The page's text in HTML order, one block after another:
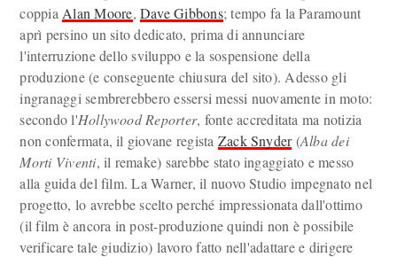
coppia Alan Moore, Dave Gibbons; tempo fa la Paramount
aprì persino un sito dedicato, prima di annunciare
l'interruzione dello sviluppo e la sospensione della
produzione (e conseguente chiusura del sito). Adesso gli
ingranaggi sembrerebbero essersi messi nuovamente in moto:
secondo l'Hollywood Reporter, fonte accreditata ma notizia
non confermata, il giovane regista Zack Snyder(Alba dei
Morti Viventi, il remake) sarebbe stato ingaggiato e messo
alla guida del film. La Warner, il nuovo Studio impegnato nel
progetto, lo avrebbe scelto perché impressionata dall'ottimo
(il film è ancora in post-produzione quindi non è possibile
verificare tale giudizio) lavoro fatto nell'adattare e dirigere